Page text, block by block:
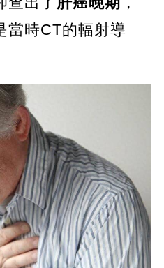
當時CT的輻射導